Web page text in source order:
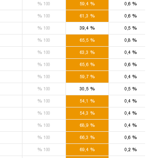
%100 %
59,4 %
%100 % %
%100 %
39,4 %
%100 %
65,5 %
%100 % %
%100 %
65,6 %
%100 %
59,7 %
%100 %
30,5 %
%100 % %
%100 % %
%100 %
68,9 %
%100 % %
%100 %
69,4 %